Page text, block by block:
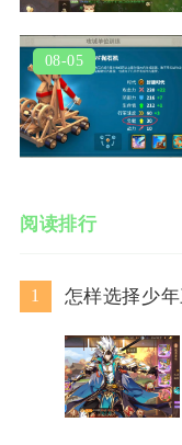
08-05
阅读排行
1 怎样选择少